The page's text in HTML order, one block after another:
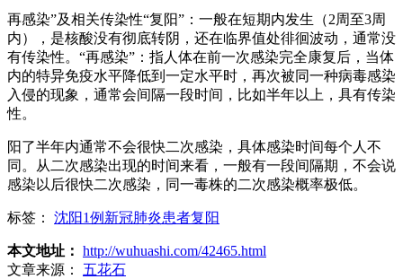
再感染”及相关传染性“复阳”：一般在短期内发生（2周至3周
内），是核酸没有彻底转阴，还在临界值处徘徊波动，通常没
有传染性。“再感染”：指人体在前一次感染完全康复后，当体
内的特异免疫水平降低到一定水平时，再次被同一种病毒感染
入侵的现象，通常会间隔一段时间，比如半年以上，具有传染
性。
阳了半年内通常不会很快二次感染，具体感染时间每个人不
同。从二次感染出现的时间来看，一般有一段间隔期，不会说
感染以后很快二次感染，同一毒株的二次感染概率极低。
标签： 沈阳1例新冠肺炎患者复阳
本文地址： http://wuhuashi.com/42465.html
文章来源：
五花石